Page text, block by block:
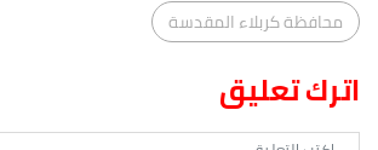
محافظة كربلاء المقدسة
اترك تعليق